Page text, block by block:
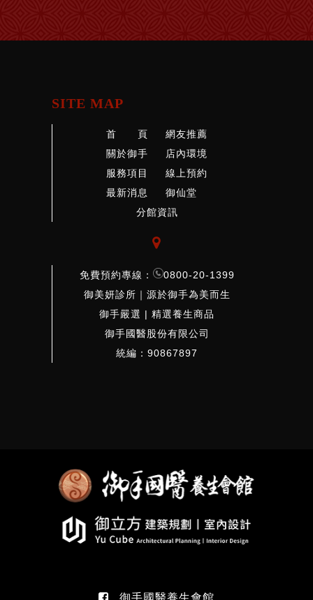
SITE MAP
首 頁
網友推薦
關於御手
店內環境
服務項目
線上預約
最新消息
御仙堂
分館資訊

免費預約專線：
0800-20-1399
御美妍診所｜源於御手為美而生
御手嚴選 | 精選養生商品
御手國醫股份有限公司
統編：90867897
御手國醫養生會館